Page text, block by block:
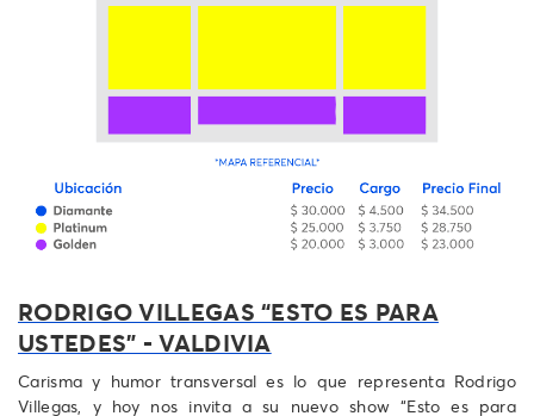
RODRIGO VILLEGAS “ESTO ES PARA
USTEDES” - VALDIVIA
Carisma y humor transversal es lo que representa Rodrigo
Villegas, y hoy nos invita a su nuevo show “Esto es para